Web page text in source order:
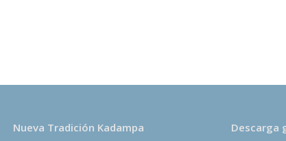
Nueva Tradición Kadampa Descarga